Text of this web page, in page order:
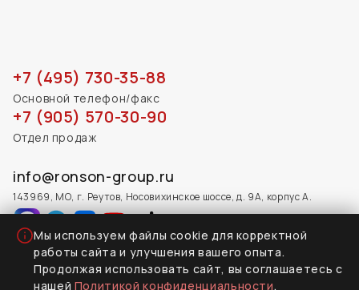
+7 (495) 730-35-88
Основной телефон/факс
+7 (905) 570-30-90
Отдел продаж
info@ronson-group.ru
143969, МО, г. Реутов, Носовихинское шоссе, д. 9А, корпус А.
2026 © Все права защищены
Мы используем файлы cookie для корректной
работы сайта и улучшения вашего опыта.
Продолжая использовать сайт, вы соглашаетесь с
нашей Политикой конфиденциальности.